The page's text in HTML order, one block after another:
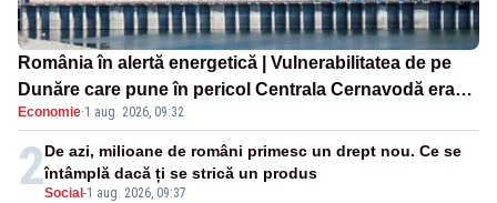
România în alertă energetică | Vulnerabilitatea de pe
Dunăre care pune în pericol Centrala Cernavodă era
cunoscută de pe vremea lui Ceaușescu
Economie·1 aug. 2026, 09:32
2Social -1 aug. 2026, 09:37
De azi, milioane de români primesc un drept nou. Ce se
întâmplă dacă ți se strică un produs